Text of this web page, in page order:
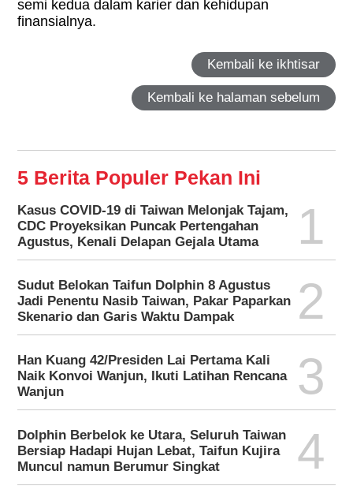
semi kedua dalam karier dan kehidupan
finansialnya.
Kembali ke ikhtisar
Kembali ke halaman sebelum
5 Berita Populer Pekan Ini
Kasus COVID-19 di Taiwan Melonjak Tajam,
CDC Proyeksikan Puncak Pertengahan
Agustus, Kenali Delapan Gejala Utama
1
Sudut Belokan Taifun Dolphin 8 Agustus
Jadi Penentu Nasib Taiwan, Pakar Paparkan
Skenario dan Garis Waktu Dampak
2
Han Kuang 42/Presiden Lai Pertama Kali
Naik Konvoi Wanjun, Ikuti Latihan Rencana
Wanjun
3
Dolphin Berbelok ke Utara, Seluruh Taiwan
Bersiap Hadapi Hujan Lebat, Taifun Kujira
Muncul namun Berumur Singkat
4